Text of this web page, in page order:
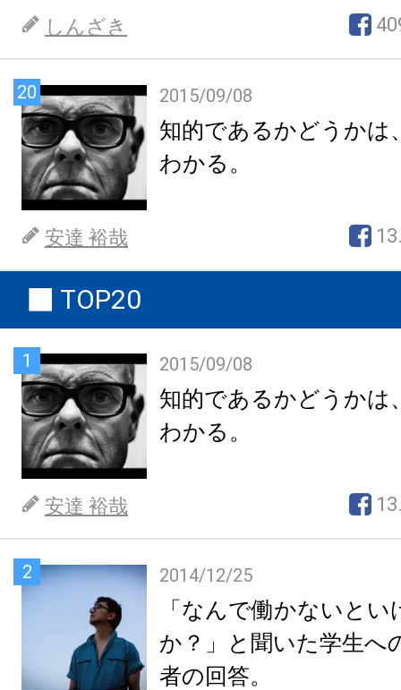
しんざき
20 2015/09/08
知的であるかどうかは
わかる。
安達 裕哉
TOP20
1 2015/09/08
知的であるかどうかは
わかる。
安達 裕哉
2 2014/12/25
「なんで働かないと
か？」と聞いた学生へ
者の回答。